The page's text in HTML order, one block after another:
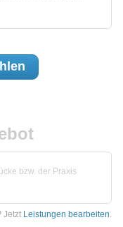
bzw. der Praxis
Jetzt Leistungen bearbeiten.